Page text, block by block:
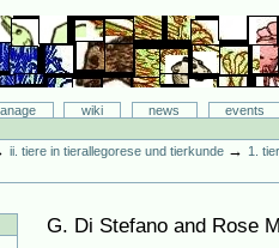
wiki news
events
ii. tiere in tierallegorese und tierkunde →1.
G. Di Stefano and Rose